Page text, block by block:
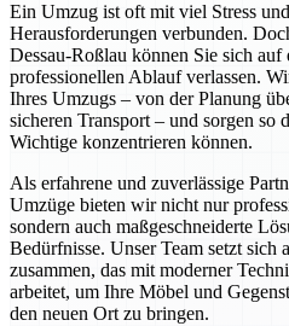
Ein Umzug ist oft mit viel Stress
Herausforderungen verbunden.
Dessau-Roßlau können Sie sich auf
professionellen Ablauf verlassen.
Ihres Umzugs – von der Planung
sicheren Transport – und sorgen so
Wichtige konzentrieren können.
Als erfahrene und zuverlässige
Umzüge bieten wir nicht nur
sondern auch maßgeschneiderte
Bedürfnisse. Unser Team setzt sich
zusammen, das mit moderner
arbeitet, um Ihre Möbel und
den neuen Ort zu bringen.